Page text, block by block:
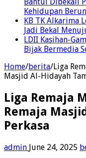
Kehidupan
KB TK Alkarima
Jadi Bekal
LDII Kasihan-
Bijak Bermedia
Home/berita/Liga
Masjid Al-Hidayah
Liga Remaja
Remaja
Perkasa
admin June 24, 2025